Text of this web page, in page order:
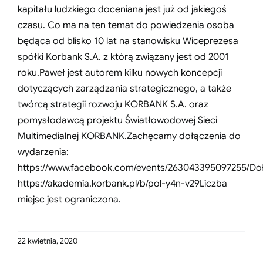
kapitału ludzkiego doceniana jest już od jakiegoś
czasu. Co ma na ten temat do powiedzenia osoba
będąca od blisko 10 lat na stanowisku Wiceprezesa
spółki Korbank S.A. z którą związany jest od 2001
roku.Paweł jest autorem kilku nowych koncepcji
dotyczących zarządzania strategicznego, a także
twórcą strategii rozwoju KORBANK S.A. oraz
pomysłodawcą projektu Światłowodowej Sieci
Multimedialnej KORBANK.Zachęcamy dołączenia do
wydarzenia:
https://www.facebook.com/events/263043395097255/
https://akademia.korbank.pl/b/pol-y4n-v29Liczba
miejsc jest ograniczona.
22 kwietnia, 2020